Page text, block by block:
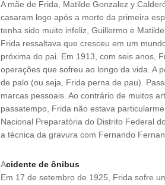
A mãe de Frida, Matilde Gonzalez y
casaram logo após a morte da primeira
tenha sido muito infeliz, Guillermo e
Frida ressaltava que cresceu em um
próxima do pai. Em 1913, com seis anos,
operações que sofreu ao longo da vida. A
de palo (ou seja, Frida perna de pau).
marcas pessoais. Ao contrário de muitos
passatempo, Frida não estava
Nacional Preparatória do Distrito Federal
a técnica da gravura com Fernando
Acidente de ônibus
Em 17 de setembro de 1925, Frida sofre